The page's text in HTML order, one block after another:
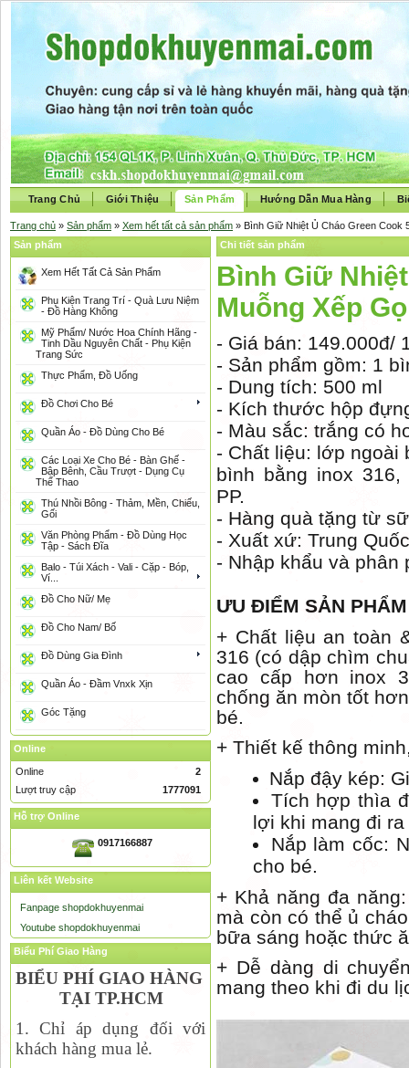
Trang Chủ Giới Thiệu Sản Phẩm Hướng Dẫn Mua Hàng
Trang chủ » Sản phẩm » Xem hết tất cả sản phẩm » Bình Giữ Nhiệt Ủ Cháo Green Cook
Chi tiết sản phẩm
Bình Giữ
Muỗng Xếp
- Giá bán: 149.000đ/
- Sản phẩm gồm: 1
- Dung tích: 500 ml
- Kích thước hộp
- Màu sắc: trắng có
- Chất liệu: lớp ngoài
bình bằng inox
PP.
- Hàng quà tặng từ
- Xuất xứ: Trung Quốc
- Nhập khẩu và phân
ƯU ĐIỂM SẢN PHẨM
+ Chất liệu an toàn
316 (có dập chìm
cao cấp hơn inox
chống ăn mòn tốt
bé.
+ Thiết kế thông
Nắp đậy kép:
Tích hợp thìa
lợi khi mang đi
Nắp làm cốc:
cho bé.
+ Khả năng đa
mà còn có thể ủ
bữa sáng hoặc thức
+ Dễ dàng di
mang theo khi đi du
Sản phẩm
Xem Hết Tất Cả Sản Phẩm
Phụ Kiện Trang Trí - Quà Lưu Niệm
- Đồ Hàng Không
Mỹ Phẩm/ Nước Hoa Chính Hãng -
Tinh Dầu Nguyên Chất - Phụ Kiện
Trang Sức
Thực Phẩm, Đồ Uống
Đồ Chơi Cho Bé
Quần Áo - Đồ Dùng Cho Bé
Các Loại Xe Cho Bé - Bàn Ghế -
Bập Bênh, Cầu Trượt - Dụng Cụ
Thể Thao
Thú Nhồi Bông - Thảm, Mền, Chiếu,
Gối
Văn Phòng Phẩm - Đồ Dùng Học
Tập - Sách Đĩa
Balo - Túi Xách - Vali - Cặp - Bóp,
Ví...
Đồ Cho Nữ/ Mẹ
Đồ Cho Nam/ Bố
Đồ Dùng Gia Đình
Quần Áo - Đầm Vnxk Xịn
Góc Tặng
Online
Online
2
Lượt truy cập
1777091
Hỗ trợ Online
0917166887
Liên kết Website
Fanpage shopdokhuyenmai
Youtube shopdokhuyenmai
Biểu Phí Giao Hàng
BIỂU PHÍ GIAO HÀNG
TẠI TP.HCM
1. Chỉ áp dụng đối với
khách hàng mua lẻ.